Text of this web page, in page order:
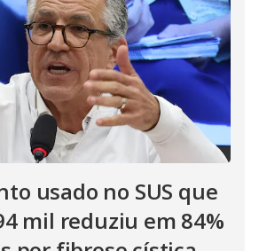
usado no SUS que
mil reduziu em 84%